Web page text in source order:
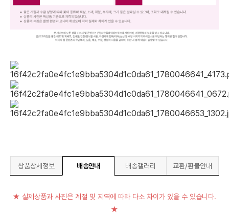
상품상세정보 배송안내 배송갤러리 교환/환불안내
★ 실제상품과 사진은 계절 및 지역에 따라 다소 차이가 있을 수 있습니다.
★